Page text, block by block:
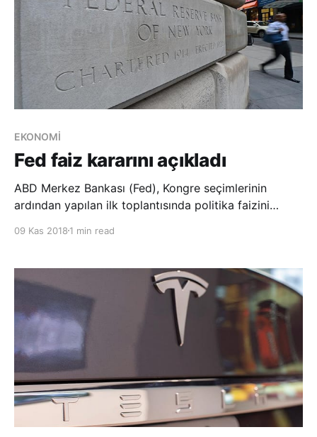
EKONOMİ
Fed faiz kararını açıkladı
ABD Merkez Bankası (Fed), Kongre seçimlerinin
ardından yapılan ilk toplantısında politika faizini
Bankası’nın (Fed), para politikasını belirleyen Federal
toplantısı beklendiği gibi olaysız sona erdi
09 Kas 2018 1 min read